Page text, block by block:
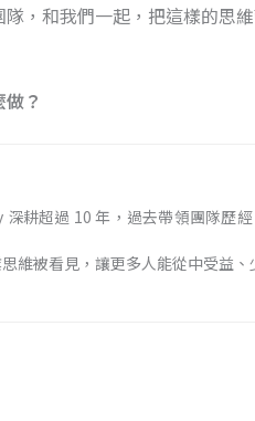
，和我們一起，把這樣的思
？
耕超過 10 年，過去帶領團隊歷
維被看見，讓更多人能從中受益、